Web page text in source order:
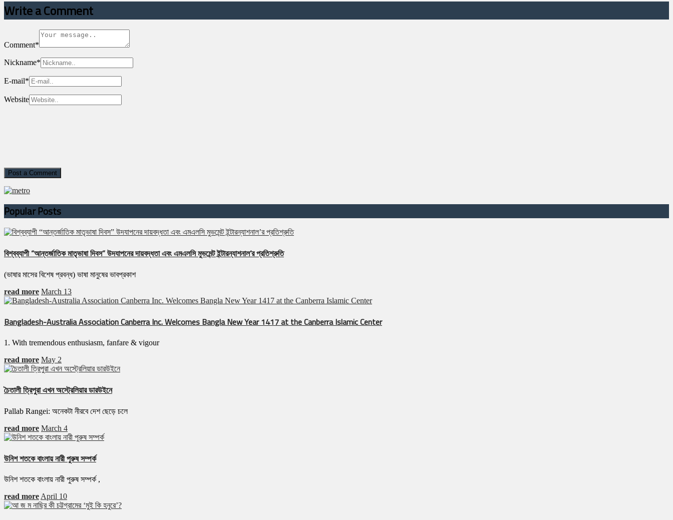
Write a Comment
Comment*
Nickname*
E-mail*
Website
Popular Posts
বিশ্বব্যাপী “আন্তর্জাতিক মাতৃভাষা দিবস” উদযাপনের দায়বদ্ধতা এবং এমএলসি মুভমেন্ট ইন্টারন্যাশনাল’র প্রতিশ্রুতি
(ভাষার মাসের বিশেষ প্রবন্ধ) ভাষা মানুষের ভাবপ্রকাশ
read more March 13
Bangladesh-Australia Association Canberra Inc. Welcomes Bangla New Year 1417 at the Canberra Islamic Center
1. With tremendous enthusiasm, fanfare & vigour
read more May 2
চৈতালী ত্রিপুরা এখন অস্ট্রেলিয়ার ডারউইনে
Pallab Rangei: অনেকটা নীরবে দেশ ছেড়ে চলে
read more March 4
উনিশ শতকে বাংলায় নারী পুরুষ সম্পর্ক
উনিশ শতকে বাংলায় নারী পুরুষ সম্পর্ক ,
read more April 10